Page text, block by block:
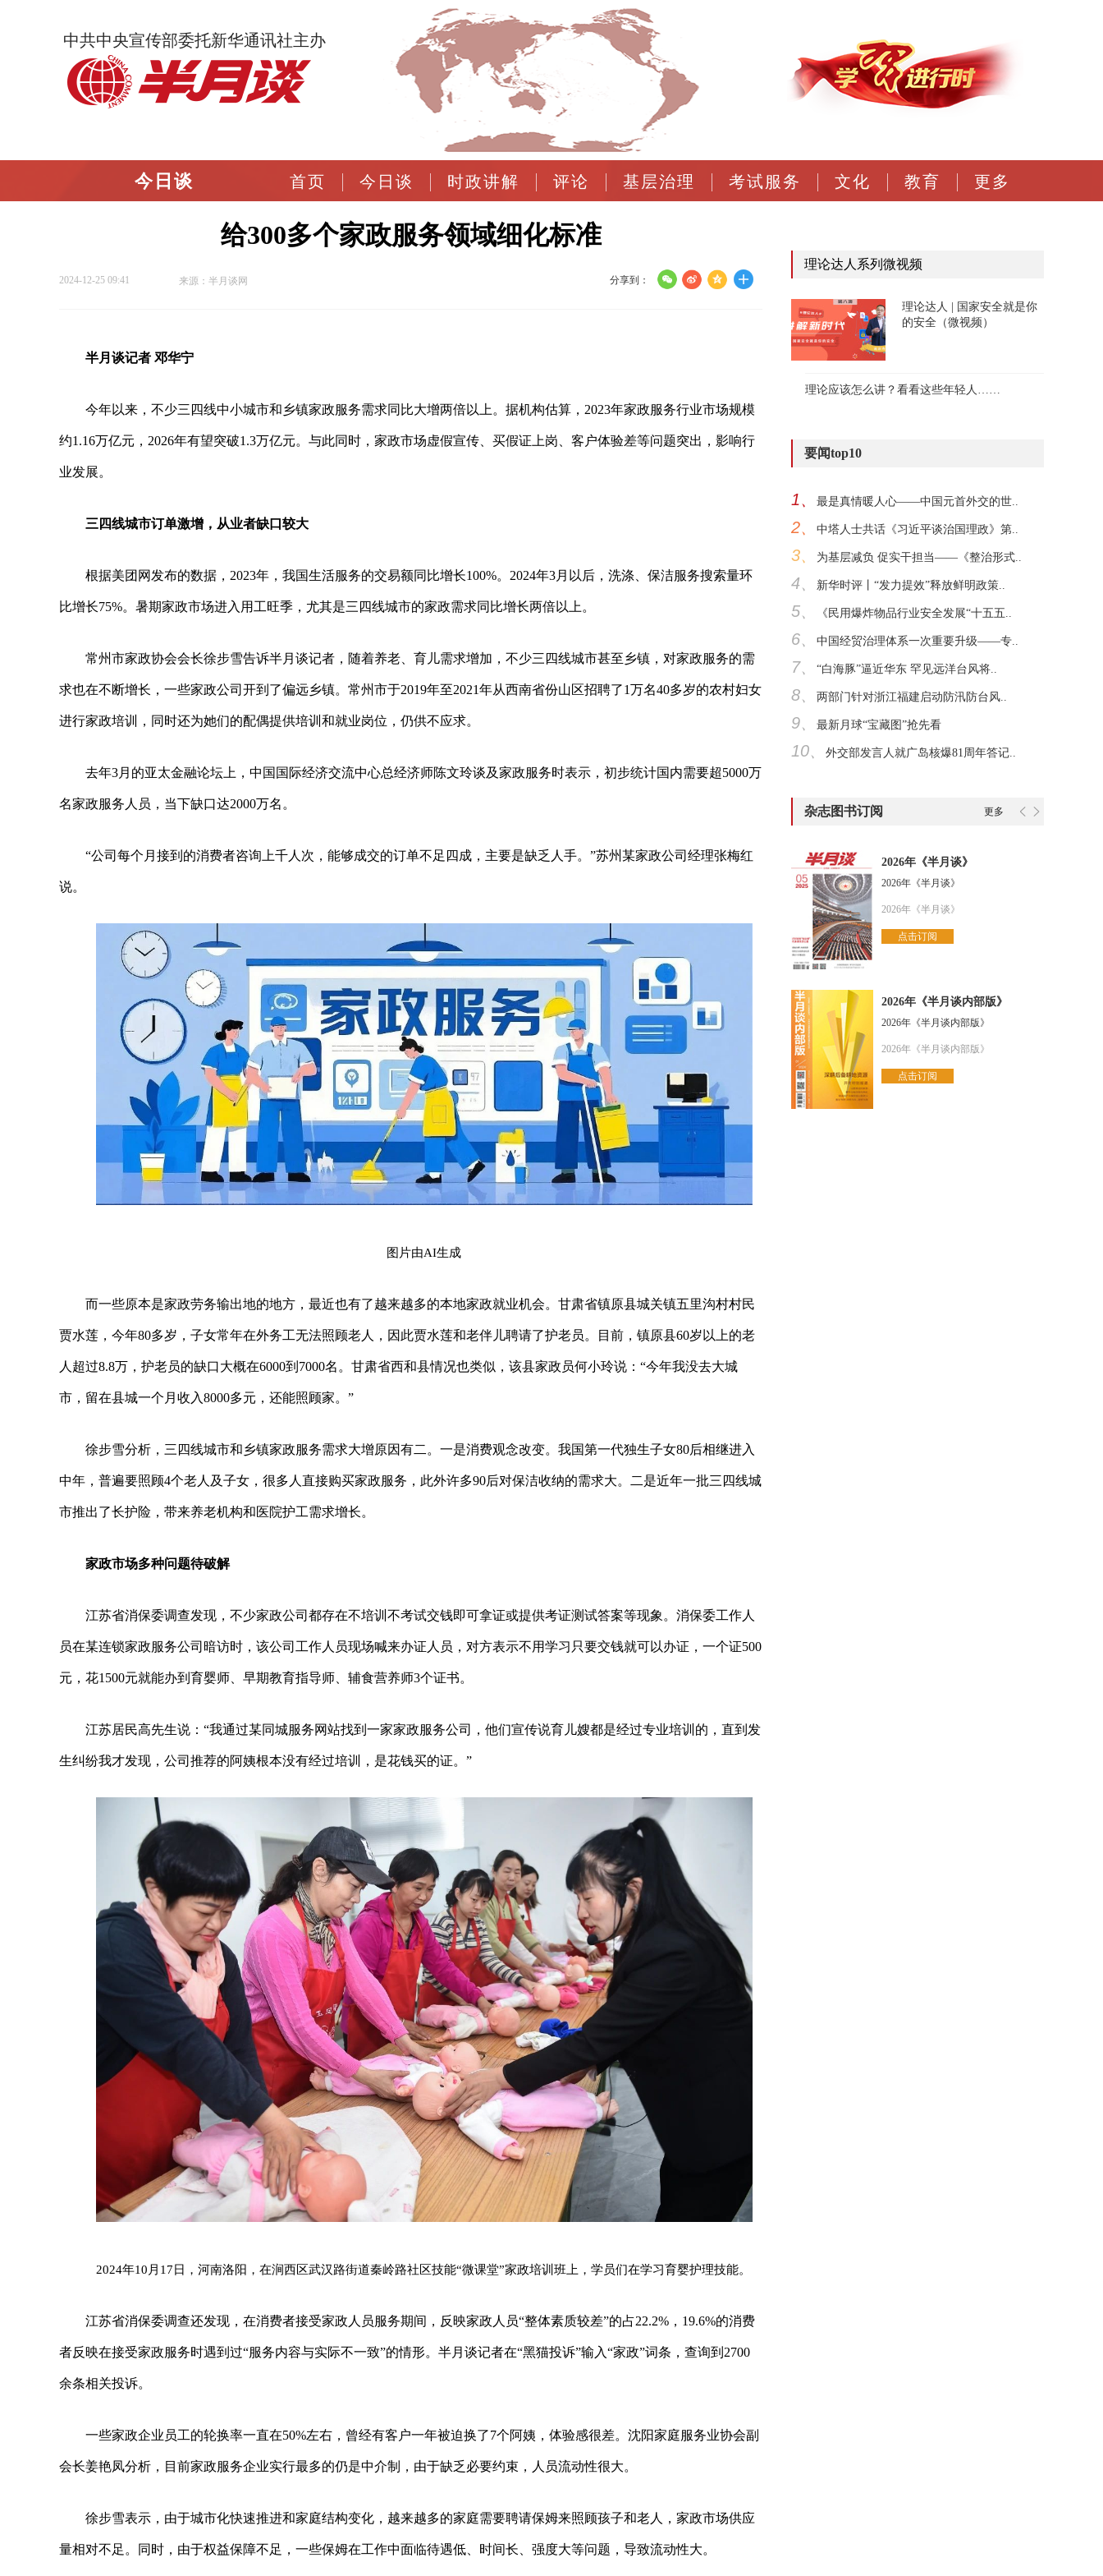
中共中央宣传部委托新华通讯社主办
今日谈 首页 今日谈 时政讲解 评论 基层治理 考试服务 文化 教育 更多
给300多个家政服务领域细化标准
2024-12-25 09:41 来源：半月谈网 分享到：
半月谈记者 邓华宁
今年以来，不少三四线中小城市和乡镇家政服务需求同比大增两倍以上。据机构估算，2023年家政服务行业市场规模
约1.16万亿元，2026年有望突破1.3万亿元。与此同时，家政市场虚假宣传、买假证上岗、客户体验差等问题突出，影响行
业发展。
三四线城市订单激增，从业者缺口较大
根据美团网发布的数据，2023年，我国生活服务的交易额同比增长100%。2024年3月以后，洗涤、保洁服务搜索量环
比增长75%。暑期家政市场进入用工旺季，尤其是三四线城市的家政需求同比增长两倍以上。
常州市家政协会会长徐步雪告诉半月谈记者，随着养老、育儿需求增加，不少三四线城市甚至乡镇，对家政服务的需
求也在不断增长，一些家政公司开到了偏远乡镇。常州市于2019年至2021年从西南省份山区招聘了1万名40多岁的农村妇女
进行家政培训，同时还为她们的配偶提供培训和就业岗位，仍供不应求。
去年3月的亚太金融论坛上，中国国际经济交流中心总经济师陈文玲谈及家政服务时表示，初步统计国内需要超5000万
名家政服务人员，当下缺口达2000万名。
“公司每个月接到的消费者咨询上千人次，能够成交的订单不足四成，主要是缺乏人手。”苏州某家政公司经理张梅红
说。
图片由AI生成
而一些原本是家政劳务输出地的地方，最近也有了越来越多的本地家政就业机会。甘肃省镇原县城关镇五里沟村村民
贾水莲，今年80多岁，子女常年在外务工无法照顾老人，因此贾水莲和老伴儿聘请了护老员。目前，镇原县60岁以上的老
人超过8.8万，护老员的缺口大概在6000到7000名。甘肃省西和县情况也类似，该县家政员何小玲说：“今年我没去大城
市，留在县城一个月收入8000多元，还能照顾家。”
徐步雪分析，三四线城市和乡镇家政服务需求大增原因有二。一是消费观念改变。我国第一代独生子女80后相继进入
中年，普遍要照顾4个老人及子女，很多人直接购买家政服务，此外许多90后对保洁收纳的需求大。二是近年一批三四线城
市推出了长护险，带来养老机构和医院护工需求增长。
家政市场多种问题待破解
江苏省消保委调查发现，不少家政公司都存在不培训不考试交钱即可拿证或提供考证测试答案等现象。消保委工作人
员在某连锁家政服务公司暗访时，该公司工作人员现场喊来办证人员，对方表示不用学习只要交钱就可以办证，一个证500
元，花1500元就能办到育婴师、早期教育指导师、辅食营养师3个证书。
江苏居民高先生说：“我通过某同城服务网站找到一家家政服务公司，他们宣传说育儿嫂都是经过专业培训的，直到发
生纠纷我才发现，公司推荐的阿姨根本没有经过培训，是花钱买的证。”
2024年10月17日，河南洛阳，在涧西区武汉路街道秦岭路社区技能“微课堂”家政培训班上，学员们在学习育婴护理技能。
江苏省消保委调查还发现，在消费者接受家政人员服务期间，反映家政人员“整体素质较差”的占22.2%，19.6%的消费
者反映在接受家政服务时遇到过“服务内容与实际不一致”的情形。半月谈记者在“黑猫投诉”输入“家政”词条，查询到2700
余条相关投诉。
一些家政企业员工的轮换率一直在50%左右，曾经有客户一年被迫换了7个阿姨，体验感很差。沈阳家庭服务业协会副
会长姜艳凤分析，目前家政服务企业实行最多的仍是中介制，由于缺乏必要约束，人员流动性很大。
徐步雪表示，由于城市化快速推进和家庭结构变化，越来越多的家庭需要聘请保姆来照顾孩子和老人，家政市场供应
量相对不足。同时，由于权益保障不足，一些保姆在工作中面临待遇低、时间长、强度大等问题，导致流动性大。
理论达人系列微视频
理论达人 | 国家安全就是你
的安全（微视频）
理论应该怎么讲？看看这些年轻人……
要闻top10
1、 最是真情暖人心——中国元首外交的世..
2、 中塔人士共话《习近平谈治国理政》第..
3、 为基层减负 促实干担当——《整治形式..
4、 新华时评丨“发力提效”释放鲜明政策..
5、 《民用爆炸物品行业安全发展“十五五..
6、 中国经贸治理体系一次重要升级——专..
7、 “白海豚”逼近华东 罕见远洋台风将..
8、 两部门针对浙江福建启动防汛防台风..
9、 最新月球“宝藏图”抢先看
10、 外交部发言人就广岛核爆81周年答记..
杂志图书订阅 更多
2026年《半月谈》
2026年《半月谈》
2026年《半月谈》
点击订阅
2026年《半月谈内部版》
2026年《半月谈内部版》
2026年《半月谈内部版》
点击订阅